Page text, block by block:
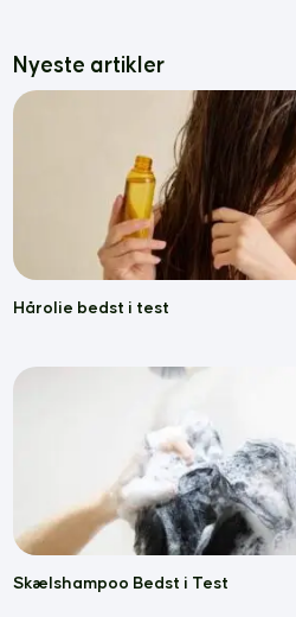
Nyeste artikler
Hårolie bedst i test
Skælshampoo Bedst i Test